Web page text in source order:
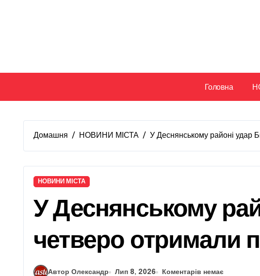
Головна
Домашня НОВИНИ МІСТА У Деснянському районі удар
НОВИНИ МІСТА
У Деснянському
четверо отримали
Автор Олександр Лип 8, 2026 Коментарів немає